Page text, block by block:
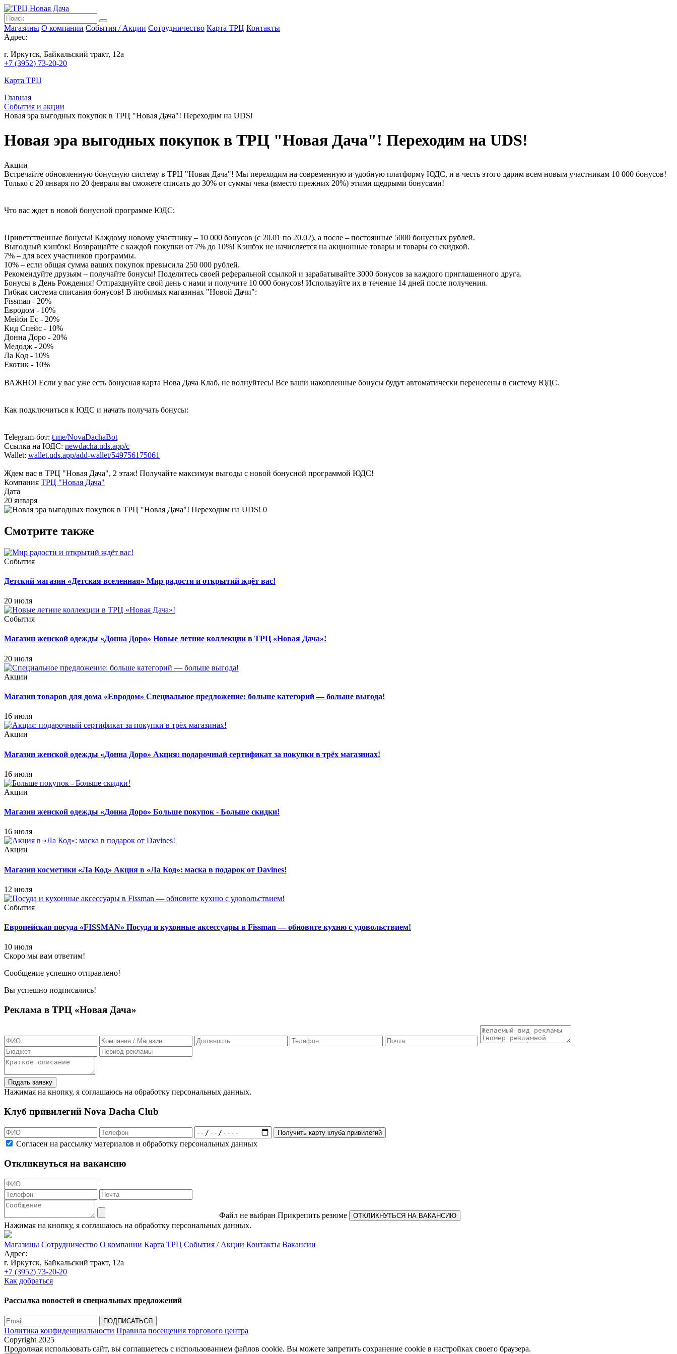
Магазины О компании События / Акции Сотрудничество Карта ТРЦ Контакты
Адрес:
г. Иркутск, Байкальский тракт, 12а
+7 (3952) 73-20-20
Карта ТРЦ
Главная
События и акции
Новая эра выгодных покупок в ТРЦ "Новая Дача"! Переходим на UDS!
Новая эра выгодных покупок в ТРЦ "Новая Дача"! Переходим на UDS!
Акции
Встречайте обновленную бонусную систему в ТРЦ "Новая Дача"! Мы переходим на современную и удобную платформу ЮДС, и в честь этого дарим всем новым участникам 10 000 бонусов!
Только с 20 января по 20 февраля вы сможете списать до 30% от суммы чека (вместо прежних 20%) этими щедрыми бонусами!
Что вас ждет в новой бонусной программе ЮДС:
Приветственные бонусы! Каждому новому участнику – 10 000 бонусов (с 20.01 по 20.02), а после – постоянные 5000 бонусных рублей.
Выгодный кэшбэк! Возвращайте с каждой покупки от 7% до 10%! Кэшбэк не начисляется на акционные товары и товары со скидкой.
7% – для всех участников программы.
10% – если общая сумма ваших покупок превысила 250 000 рублей.
Рекомендуйте друзьям – получайте бонусы! Поделитесь своей реферальной ссылкой и зарабатывайте 3000 бонусов за каждого приглашенного друга.
Бонусы в День Рождения! Отпразднуйте свой день с нами и получите 10 000 бонусов! Используйте их в течение 14 дней после получения.
Гибкая система списания бонусов! В любимых магазинах "Новой Дачи":
Fissman - 20%
Евродом - 10%
Мейби Ес - 20%
Кид Спейс - 10%
Донна Доро - 20%
Медодж - 20%
Ла Код - 10%
Екотик - 10%
ВАЖНО! Если у вас уже есть бонусная карта Нова Дача Клаб, не волнуйтесь! Все ваши накопленные бонусы будут автоматически перенесены в систему ЮДС.
Как подключиться к ЮДС и начать получать бонусы:
Telegram-бот: t.me/NovaDachaBot
Ссылка на ЮДС: newdacha.uds.app/c
Wallet: wallet.uds.app/add-wallet/549756175061
Ждем вас в ТРЦ "Новая Дача", 2 этаж! Получайте максимум выгоды с новой бонусной программой ЮДС!
Компания ТРЦ "Новая Дача"
Дата
20 января
Смотрите также
События
Детский магазин «Детская вселенная» Мир радости и открытий ждёт вас!
20 июля
События
Магазин женской одежды «Донна Доро» Новые летние коллекции в ТРЦ «Новая Дача»!
20 июля
Акции
Магазин товаров для дома «Евродом» Специальное предложение: больше категорий — больше выгода!
16 июля
Акции
Магазин женской одежды «Донна Доро» Акция: подарочный сертификат за покупки в трёх магазинах!
16 июля
Акции
Магазин женской одежды «Донна Доро» Больше покупок - Больше скидки!
16 июля
Акции
Магазин косметики «Ла Код» Акция в «Ла Код»: маска в подарок от Davines!
12 июля
События
Европейская посуда «FISSMAN» Посуда и кухонные аксессуары в Fissman — обновите кухню с удовольствием!
10 июля
Скоро мы вам ответим!
Сообщение успешно отправлено!
Вы успешно подписались!
Реклама в ТРЦ «Новая Дача»
Нажимая на кнопку, я соглашаюсь на обработку персональных данных.
Клуб привилегий Nova Dacha Club
Согласен на рассылку материалов и обработку персональных данных
Откликнуться на вакансию
Файл не выбран Прикрепить резюме
Нажимая на кнопку, я соглашаюсь на обработку персональных данных.
Магазины Сотрудничество О компании Карта ТРЦ События / Акции Контакты Вакансии
Адрес:
г. Иркутск, Байкальский тракт, 12а
+7 (3952) 73-20-20
Как добраться
Рассылка новостей и специальных предложений
Политика конфиденциальности Правила посещения торгового центра
Copyright 2025
Продолжая использовать сайт, вы соглашаетесь с использованием файлов cookie. Вы можете запретить сохранение cookie в настройках своего браузера.